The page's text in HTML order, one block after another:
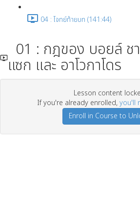
04 : โจทย์ท้ายบท (141:44)
01 : กฎของ บอยล์ ช
แซก และ อาโวกาโดร
Lesson content
If you're already enrolled, you'll
Enroll in Course to